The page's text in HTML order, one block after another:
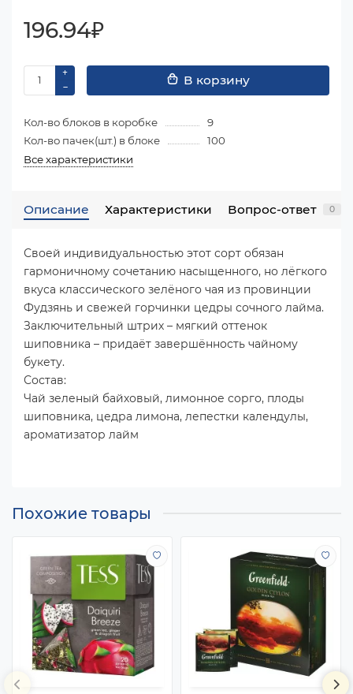
196.94₽
В корзину
Кол-во блоков в коробке
9
Кол-во пачек(шт.) в блоке
100
Все характеристики
Описание Характеристики Вопрос-ответ 0
Своей индивидуальностью этот сорт обязан
гармоничному сочетанию насыщенного, но лёгкого
вкуса классического зелёного чая из провинции
Фудзянь и свежей горчинки цедры сочного лайма.
Заключительный штрих – мягкий оттенок
шиповника – придаёт завершённость чайному
букету.
Состав:
Чай зеленый байховый, лимонное сорго, плоды
шиповника, цедра лимона, лепестки календулы,
ароматизатор лайм
Похожие товары